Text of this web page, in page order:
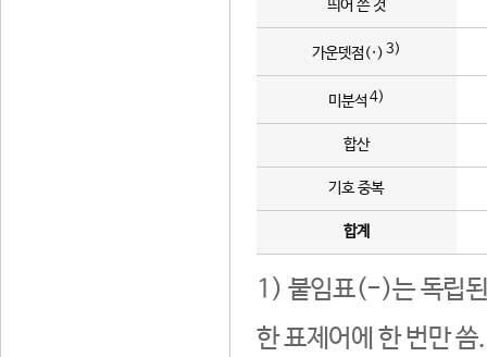
띄어 쓴 것
가운뎃점(·) 3)
미분석 4)
합산
기호 중복
합계
1) 붙임표(-)는 독립된
한 표제어에 한 번만